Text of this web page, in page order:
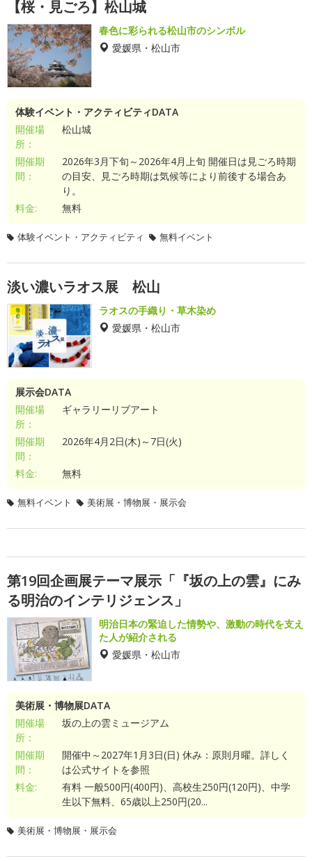
【桜・見ごろ】松山城
春色に彩られる松山市のシンボル
愛媛県・松山市
体験イベント・アクティビティDATA
開催場
所：
松山城
開催期
間：
2026年3月下旬～2026年4月上旬 開催日は見ごろ時期
の目安、見ごろ時期は気候等により前後する場合あ
り。
料金:
無料
体験イベント・アクティビティ 無料イベント
淡い濃いラオス展 松山
ラオスの手織り・草木染め
愛媛県・松山市
展示会DATA
開催場
所：
ギャラリーリブアート
開催期
間：
2026年4月2日(木)～7日(火)
料金: 無料
無料イベント 美術展・博物展・展示会
第19回企画展テーマ展示「『坂の上の雲』にみ
る明治のインテリジェンス」
明治日本の緊迫した情勢や、激動の時代を支え
た人が紹介される
愛媛県・松山市
美術展・博物展DATA
開催場
所：
坂の上の雲ミュージアム
開催期
間：
開催中～2027年1月3日(日) 休み：原則月曜。詳しく
は公式サイトを参照
料金:
有料 一般500円(400円)、高校生250円(120円)、中学
生以下無料、65歳以上250円(20...
美術展・博物展・展示会